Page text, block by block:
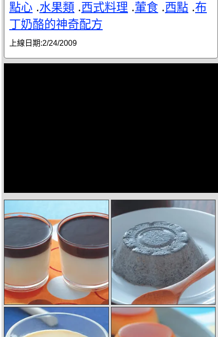
點心 .水果類 .西式料理 .葷食 .西點 .布
丁奶酪的神奇配方
上線日期:2/24/2009